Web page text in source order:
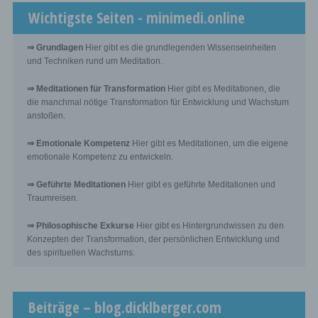
Wichtigste Seiten - minimedi.online
⇒ GrundlagenHier gibt es die grundlegenden Wissenseinheiten
und Techniken rund um Meditation.
⇒ Meditationen für TransformationHier gibt es Meditationen, die
die manchmal nötige Transformation für Entwicklung und Wachstum
anstoßen.
⇒ Emotionale KompetenzHier gibt es Meditationen, um die eigene
emotionale Kompetenz zu entwickeln.
⇒ Geführte MeditationenHier gibt es geführte Meditationen und
Traumreisen.
⇒ Philosophische Exkurse Hier gibt es Hintergrundwissen zu den
Konzepten der Transformation, der persönlichen Entwicklung und
des spirituellen Wachstums.
Beiträge – blog.dicklberger.com
profiling, referred to in Article 22(1) and (4) of the GDPR
and, at least in those cases, meaningful information
about the logic involved, as well as the significance and
data subject.
Furthermore, the data subject shall have a right to obtain
to a third country or to an international organisation.
Where this is the case, the data subject shall have the
relating to the transfer.
If a data subject wishes to avail himself of this right
employee of the controller.
Each data subject shall have the right granted by the
European legislator to obtain from the controller without
undue delay the rectification of inaccurate personal data